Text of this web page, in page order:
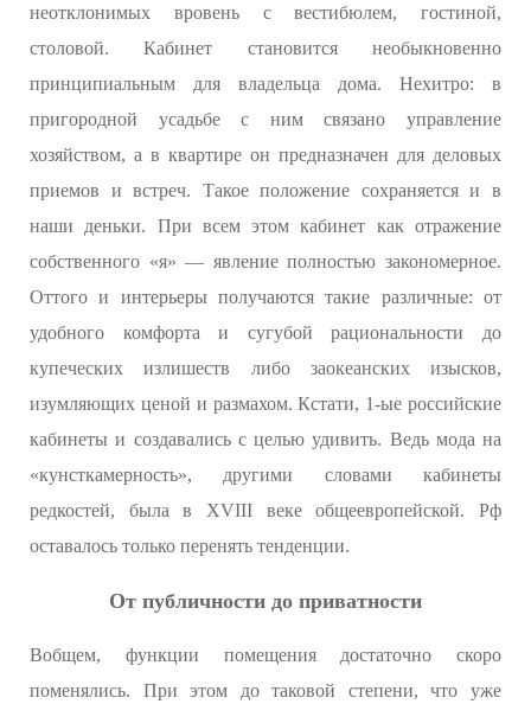
неотклонимых вровень с вестибюлем, гостиной,
столовой. Кабинет становится необыкновенно
принципиальным для владельца дома. Нехитро: в
пригородной усадьбе с ним связано управление
хозяйством, а в квартире он предназначен для деловых
приемов и встреч. Такое положение сохраняется и в
наши деньки. При всем этом кабинет как отражение
собственного «я» — явление полностью закономерное.
Оттого и интерьеры получаются такие различные: от
удобного комфорта и сугубой рациональности до
купеческих излишеств либо заокеанских изысков,
изумляющих ценой и размахом. Кстати, 1-ые российские
кабинеты и создавались с целью удивить. Ведь мода на
«кунсткамерность», другими словами кабинеты
редкостей, была в XVIII веке общеевропейской. Рф
оставалось только перенять тенденции.
От публичности до приватности
Вобщем, функции помещения достаточно скоро
поменялись. При этом до таковой степени, что уже